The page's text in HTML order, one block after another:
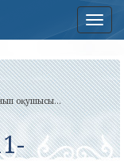
оқушысы...